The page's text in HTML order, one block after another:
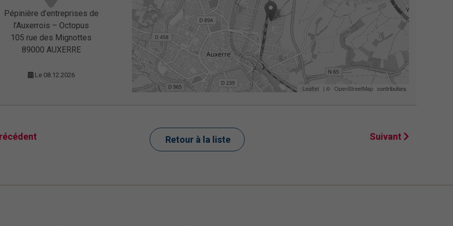
Pépinière d’entreprises de
l’Auxerrois – Octopus
105 rue des Mignottes
89000 AUXERRE
Le 08.12.2026
Leaflet | © OpenStreetMap contributors
Retour à la liste Suivant